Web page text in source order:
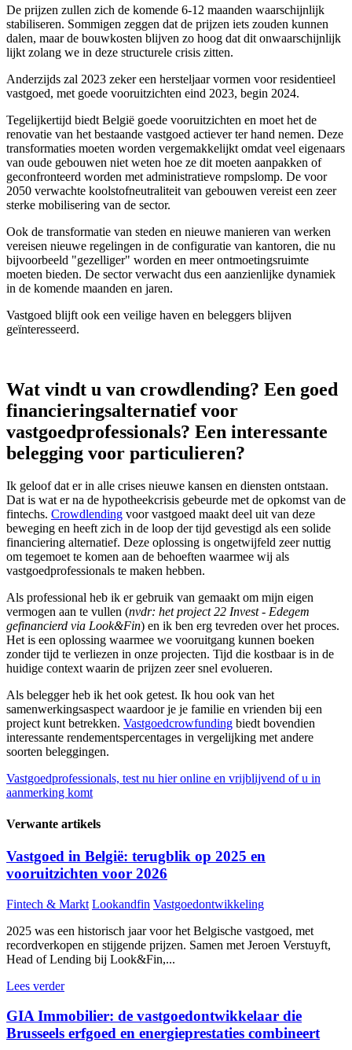
De prijzen zullen zich de komende 6-12 maanden waarschijnlijk
stabiliseren. Sommigen zeggen dat de prijzen iets zouden kunnen
dalen, maar de bouwkosten blijven zo hoog dat dit onwaarschijnlijk
lijkt zolang we in deze structurele crisis zitten.
Anderzijds zal 2023 zeker een hersteljaar vormen voor residentieel
vastgoed, met goede vooruitzichten eind 2023, begin 2024.
Tegelijkertijd biedt België goede vooruitzichten en moet het de
renovatie van het bestaande vastgoed actiever ter hand nemen. Deze
transformaties moeten worden vergemakkelijkt omdat veel eigenaars
van oude gebouwen niet weten hoe ze dit moeten aanpakken of
geconfronteerd worden met administratieve rompslomp. De voor
2050 verwachte koolstofneutraliteit van gebouwen vereist een zeer
sterke mobilisering van de sector.
Ook de transformatie van steden en nieuwe manieren van werken
vereisen nieuwe regelingen in de configuratie van kantoren, die nu
bijvoorbeeld "gezelliger" worden en meer ontmoetingsruimte
moeten bieden. De sector verwacht dus een aanzienlijke dynamiek
in de komende maanden en jaren.
Vastgoed blijft ook een veilige haven en beleggers blijven
geïnteresseerd.
Wat vindt u van crowdlending? Een goed
financieringsalternatief voor
vastgoedprofessionals? Een interessante
belegging voor particulieren?
Ik geloof dat er in alle crises nieuwe kansen en diensten ontstaan.
Dat is wat er na de hypotheekcrisis gebeurde met de opkomst van de
fintechs. Crowdlending voor vastgoed maakt deel uit van deze
beweging en heeft zich in de loop der tijd gevestigd als een solide
financiering alternatief. Deze oplossing is ongetwijfeld zeer nuttig
om tegemoet te komen aan de behoeften waarmee wij als
vastgoedprofessionals te maken hebben.
Als professional heb ik er gebruik van gemaakt om mijn eigen
vermogen aan te vullen (nvdr: het project 22 Invest - Edegem
gefinancierd via Look&Fin) en ik ben erg tevreden over het proces.
Het is een oplossing waarmee we vooruitgang kunnen boeken
zonder tijd te verliezen in onze projecten. Tijd die kostbaar is in de
huidige context waarin de prijzen zeer snel evolueren.
Als belegger heb ik het ook getest. Ik hou ook van het
samenwerkingsaspect waardoor je je familie en vrienden bij een
project kunt betrekken. Vastgoedcrowfunding biedt bovendien
interessante rendementspercentages in vergelijking met andere
soorten beleggingen.
Vastgoedprofessionals, test nu hier online en vrijblijvend of u in
aanmerking komt
Verwante artikels
Vastgoed in België: terugblik op 2025 en
vooruitzichten voor 2026
Fintech & Markt Lookandfin Vastgoedontwikkeling
2025 was een historisch jaar voor het Belgische vastgoed, met
recordverkopen en stijgende prijzen. Samen met Jeroen Verstuyft,
Head of Lending bij Look&Fin,...
Lees verder
GIA Immobilier: de vastgoedontwikkelaar die
Brusseels erfgoed en energieprestaties combineert